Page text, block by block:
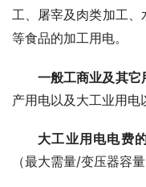
工、屠宰及肉类加工
等食品的加工用电。
一般工商业及其它
产用电以及大工业用电
大工业用电电费
（最大需量/变压器容